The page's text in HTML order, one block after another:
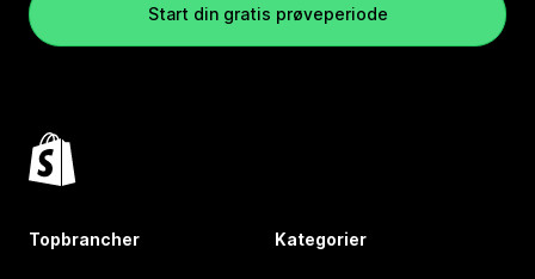
Start din gratis prøveperiode
Topbrancher Kategorier